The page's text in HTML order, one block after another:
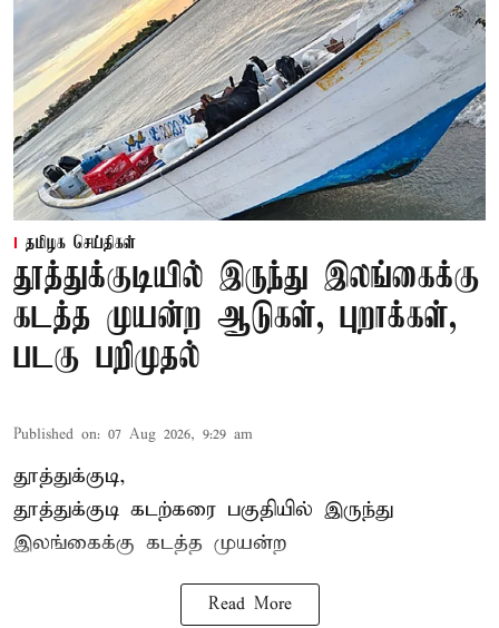
தமிழக செய்திகள்
தூத்துக்குடியில் இருந்து இலங்கைக்கு
கடத்த முயன்ற ஆடுகள், புறாக்கள்,
படகு பறிமுதல்
Published on: 07 Aug 2026, 9:29 am
தூத்துக்குடி,
தூத்துக்குடி கடற்கரை பகுதியில் இருந்து
இலங்கைக்கு கடத்த முயன்ற
Read More